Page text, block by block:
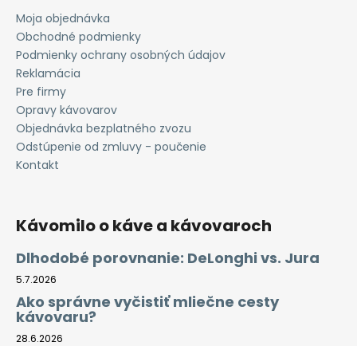
Moja objednávka
Obchodné podmienky
Podmienky ochrany osobných údajov
Reklamácia
Pre firmy
Opravy kávovarov
Objednávka bezplatného zvozu
Odstúpenie od zmluvy - poučenie
Kontakt
Kávomilo o káve a kávovaroch
Dlhodobé porovnanie: DeLonghi vs. Jura
5.7.2026
Ako správne vyčistiť mliečne cesty
kávovaru?
28.6.2026